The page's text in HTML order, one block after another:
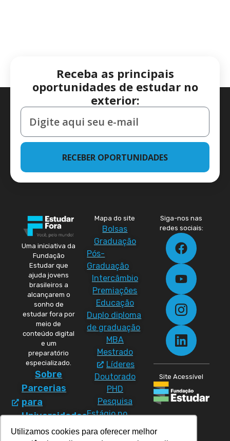
Utilizamos cookies para oferecer melhor
Receba as principais
oportunidades de estudar no
exterior:
RECEBER OPORTUNIDADES
Uma iniciativa da
Fundação
Estudar que
ajuda jovens
brasileiros a
alcançarem o
sonho de
estudar fora por
meio de
conteúdo digital
e um
preparatório
especializado.
Sobre
Parcerias
para
Universidades
Política
Mapa do site
Bolsas
Graduação
Pós-
Graduação
Intercâmbio
Premiações
Educação
Duplo diploma
de graduação
MBA
Mestrado
Líderes
Doutorado
PHD
Pesquisa
Estágio no
exterior
Materiais
Siga-nos nas
redes sociais:
Site Acessível